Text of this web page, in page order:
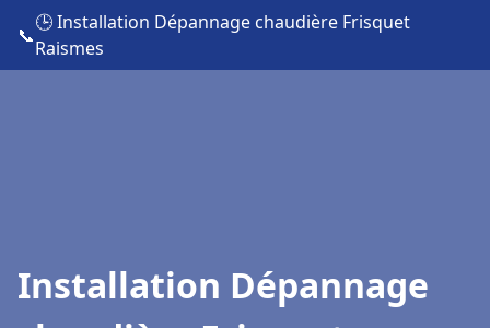
📞
🕒 Installation Dépannage chaudière Frisquet
Raismes
Installation Dépannage